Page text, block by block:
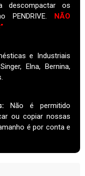
descompactar os
PENDRIVE.
NÃO
e Industriais
Elna, Bernina,
:
Não é permitido
ou copiar nossas
é por conta e